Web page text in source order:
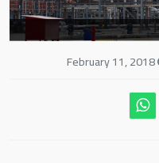
February 11, 2018